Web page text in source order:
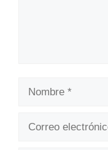
Nombre
Correo